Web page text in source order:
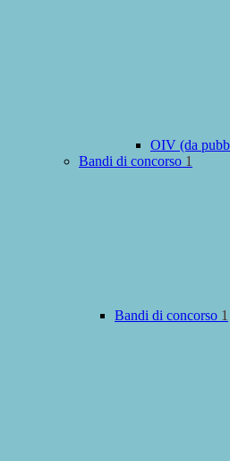
OIV (da
Bandi di concorso 1
Bandi di concorso 1